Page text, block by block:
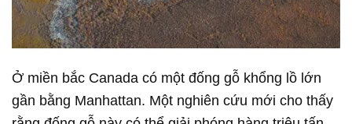
Ở miền bắc Canada có một đống gỗ khổng lồ lớn
gần bằng Manhattan. Một nghiên cứu mới cho thấy